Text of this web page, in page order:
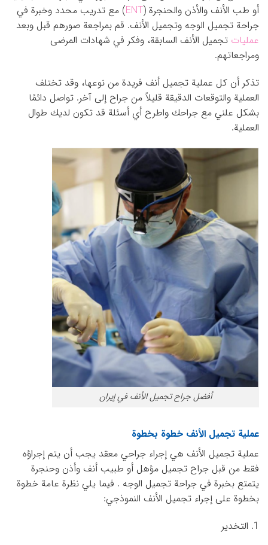
أو طب الأنف والأذن والحنجرة (ENT) مع تدريب محدد وخبرة في
جراحة تجميل الوجه وتجميل الأنف. قم بمراجعة صورهم قبل وبعد
عمليات تجميل الأنف السابقة، وفكر في شهادات المرضى
ومراجعاتهم.
تذكر أن كل عملية تجميل أنف فريدة من نوعها، وقد تختلف
العملية والتوقعات الدقيقة قليلاً من جراح إلى آخر. تواصل دائمًا
بشكل علني مع جراحك واطرح أي أسئلة قد تكون لديك طوال
العملية.
أفضل جراح تجميل الأنف في إيران
عملية تجميل الأنف خطوة بخطوة
عملية تجميل الأنف هي إجراء جراحي معقد يجب أن يتم إجراؤه
فقط من قبل جراح تجميل مؤهل أو طبيب أنف وأذن وحنجرة
يتمتع بخبرة في جراحة تجميل الوجه . فيما يلي نظرة عامة خطوة
بخطوة على إجراء تجميل الأنف النموذجي:
1. التخدير